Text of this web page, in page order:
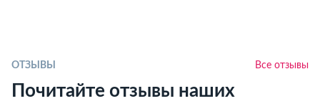
ОТЗЫВЫ Все отзывы
Почитайте отзывы наших